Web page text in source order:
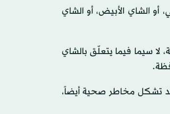
أو الشاي الأبيض، أو الشاي
لا سيما فيما يتعلّق بالشاي
قد تشكل مخاطر صحية أيضاً،